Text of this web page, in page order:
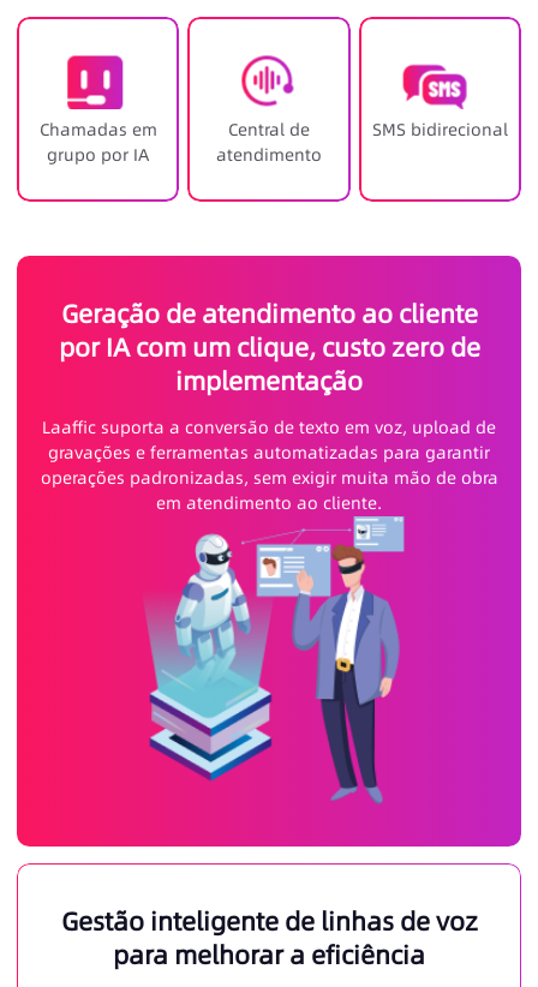
Chamadas em
grupo por IA
Central de
atendimento
SMS bidirecional
Geração de atendimento ao cliente
por IA com um clique, custo zero de
implementação
Laaffic suporta a conversão de texto em voz, upload de
gravações e ferramentas automatizadas para garantir
operações padronizadas, sem exigir muita mão de obra
em atendimento ao cliente.
Gestão inteligente de linhas de voz
para melhorar a eficiência